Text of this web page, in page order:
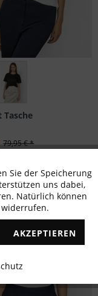
36, 38, 42, 44, 46
79,95 € *
Aktiv
Inaktiv
Inaktiv
Inaktiv
Sie der Speicherung
uns dabei,
Natürlich können
AKZEPTIEREN